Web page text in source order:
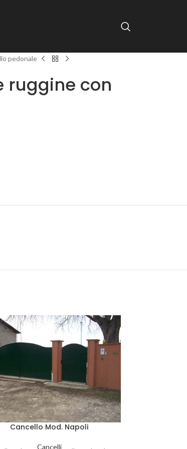
pedonale
ruggine con
Cancello Mod. Napoli
Cancelli